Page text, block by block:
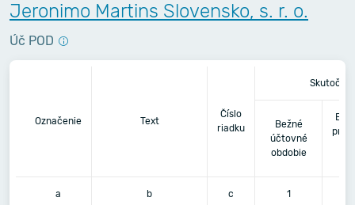
Jeronimo Martins Slovensko, s. r. o.
Úč POD
Označenie Text
Číslo
riadku
Bežné
účtovné
obdobie
a b c 1